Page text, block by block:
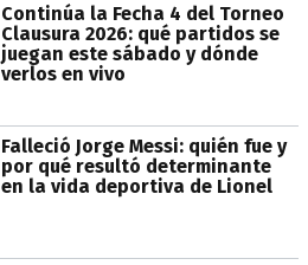
Continúa la Fecha 4 del Torneo
Clausura 2026: qué partidos se
juegan este sábado y dónde
verlos en vivo
Falleció Jorge Messi: quién fue y
por qué resultó determinante
en la vida deportiva de Lionel